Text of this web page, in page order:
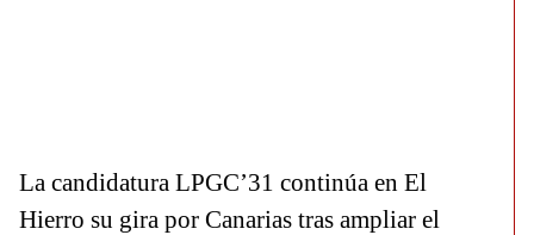
La candidatura LPGC’31 continúa en El
Hierro su gira por Canarias tras ampliar el